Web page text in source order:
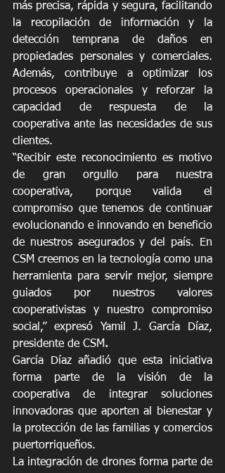
más precisa, rápida y segura, facilitando
la recopilación de información y la
detección temprana de daños en
propiedades personales y comerciales.
Además, contribuye a optimizar los
procesos operacionales y reforzar la
capacidad de respuesta de la
cooperativa ante las necesidades de sus
clientes.
“Recibir este reconocimiento es motivo
de gran orgullo para nuestra
cooperativa, porque valida el
compromiso que tenemos de continuar
evolucionando e innovando en beneficio
de nuestros asegurados y del país. En
CSM creemos en la tecnología como una
herramienta para servir mejor, siempre
guiados por nuestros valores
cooperativistas y nuestro compromiso
social,” expresó Yamil J. García Díaz,
presidente de CSM.
García Díaz añadió que esta iniciativa
forma parte de la visión de la
cooperativa de integrar soluciones
innovadoras que aporten al bienestar y
la protección de las familias y comercios
puertorriqueños.
La integración de drones forma parte de